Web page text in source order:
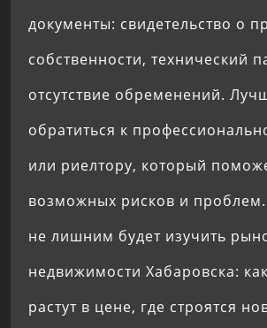
документы: свидетельство о
собственности, технический
отсутствие обременений.
обратиться к
или риелтору, который
возможных рисков и
не лишним будет изучить
недвижимости Хабаровска:
растут в цене, где строятся